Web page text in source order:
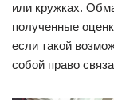
или кружках.
полученные
если такой
собой право